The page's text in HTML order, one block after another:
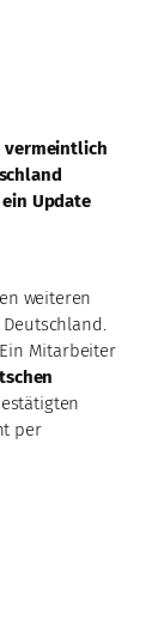
vermeintlich
Update
weiteren
Mitarbeiter
per